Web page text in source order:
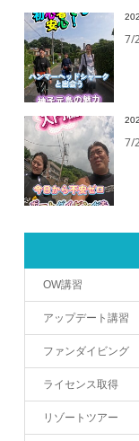
7/
7/
OW講習
アップデート講習
ファンダイビング
ライセンス取得
リゾートツアー